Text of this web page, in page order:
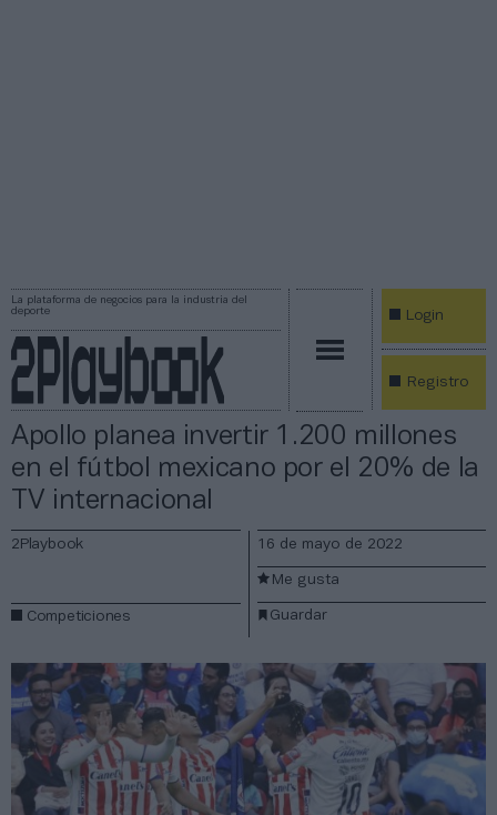
La plataforma de negocios para la industria del
deporte
Login
Registro
Apollo planea invertir 1.200 millones
en el fútbol mexicano por el 20% de la
TV internacional
2Playbook
Competiciones
16 de mayo de 2022
Guardar
Me gusta